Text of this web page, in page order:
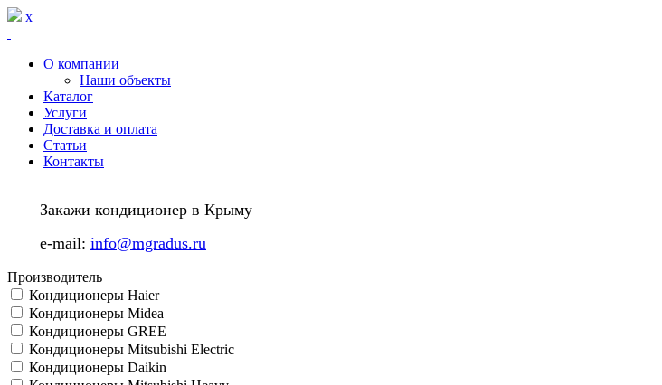
Перейти к основному содержанию
x
О компании
Наши объекты
Каталог
Услуги
Доставка и оплата
Статьи
Контакты
Закажи кондиционер в Крыму
e-mail: info@mgradus.ru
Производитель
Кондиционеры Haier
Кондиционеры Midea
Кондиционеры GREE
Кондиционеры Mitsubishi Electric
Кондиционеры Daikin